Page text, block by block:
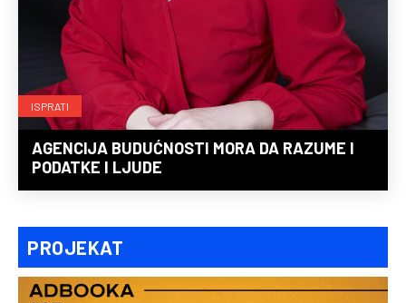
ISPRATI
AGENCIJA BUDUĆNOSTI MORA DA RAZUME I
PODATKE I LJUDE
PROJEKAT